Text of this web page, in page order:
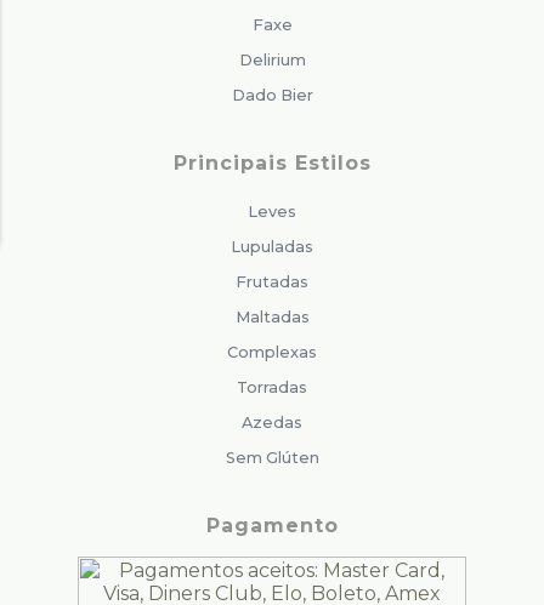
Faxe
Delirium
Dado Bier
Principais Estilos
Leves
Lupuladas
Frutadas
Maltadas
Complexas
Torradas
Azedas
Sem Glúten
Pagamento